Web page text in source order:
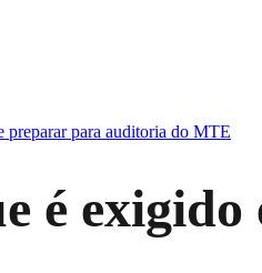
preparar para auditoria do MTE
é